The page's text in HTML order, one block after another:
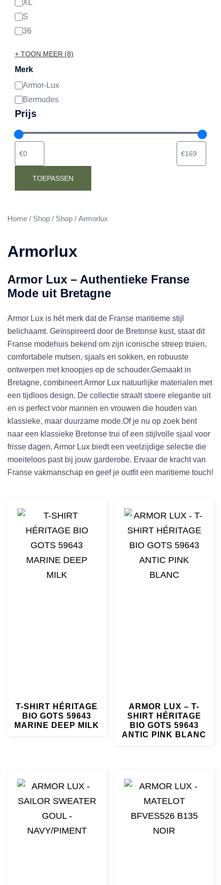
Home / Shop / Shop / Armorlux
Armorlux
Armor Lux – Authentieke Franse
Mode uit Bretagne
Armor Lux is hét merk dat de Franse maritieme stijl
belichaamt. Geïnspireerd door de Bretonse kust, staat dit
Franse modehuis bekend om zijn iconische streep truien,
comfortabele mutsen, sjaals en sokken, en robuuste
ontwerpen met knoopjes op de schouder.Gemaakt in
Bretagne, combineert Armor Lux natuurlijke materialen met
een tijdloos design. De collectie straalt stoere elegantie uit
en is perfect voor mannen en vrouwen die houden van
klassieke, maar duurzame mode.Of je nu op zoek bent
naar een klassieke Bretonse trui of een stijlvolle sjaal voor
frisse dagen, Armor Lux biedt een veelzijdige selectie die
moeiteloos past bij jouw garderobe. Ervaar de kracht van
Franse vakmanschap en geef je outfit een maritieme touch!
T-SHIRT HÉRITAGE
BIO GOTS 59643
MARINE DEEP MILK
ARMOR LUX – T-
SHIRT HÉRITAGE
BIO GOTS 59643
ANTIC PINK BLANC
XL
S
36
+ TOON MEER (8)
Merk
Merk
Armor-Lux
Bermudes
Prijs
TOEPASSEN